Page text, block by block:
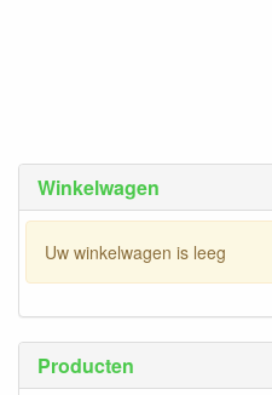
Winkelwagen
Uw winkelwagen is leeg
Producten